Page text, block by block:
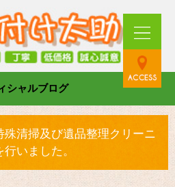
シャルブログ
清掃及び遺品整理クリーニ
行いました。